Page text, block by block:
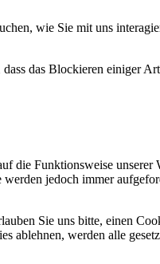
wie Sie mit uns
das Blockieren einiger
die Funktionsweise unserer
jedoch immer
Sie uns bitte, einen
ablehnen, werden alle